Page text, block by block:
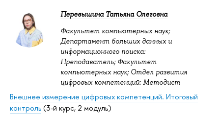
Перевышина Татьяна Олеговна
Факультет компьютерных наук;
Департамент больших данных и
информационного поиска:
Преподаватель; Факультет
компьютерных наук; Отдел развития
цифровых компетенций: Методист
Внешнее измерение цифровых компетенций. Итоговый
контроль(3-й курс, 2 модуль)